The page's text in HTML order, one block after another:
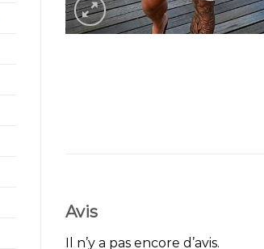
Avis
Il n’y a pas encore d’avis.